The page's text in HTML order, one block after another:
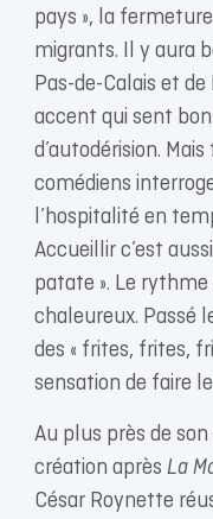
pays », la
migrants. Il y aura
Pas-de-Calais et
accent qui sent
d’autodérision.
comédiens
l’hospitalité en
Accueillir c’est
patate ». Le
chaleureux. Passé
des « frites, frites,
sensation de faire
Au plus près de
création après La
César Roynette